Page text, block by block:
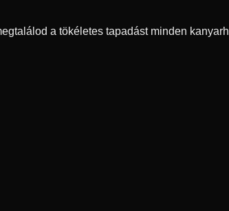
a tökéletes tapadást minden